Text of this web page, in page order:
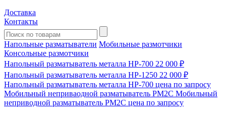
Доставка
Контакты
Напольные разматыватели Мобильные размотчики
Консольные размотчики
Напольный разматыватель металла HP-700 22 000 ₽
Напольный разматыватель металла HP-1250 22 000 ₽
Напольный разматыватель металла HP-700 цена по запросу
Мобильный непривaодной разматыватель РМ2С Мобильный
неприводной разматыватель РМ2С цена по запросу